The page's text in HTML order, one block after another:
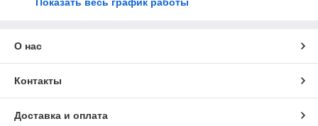
Показать весь график работы
О нас
Контакты
Доставка и оплата